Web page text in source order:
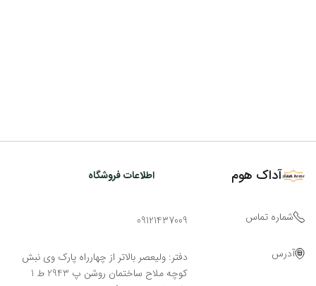
آداک هوم اطلاعات فروشگاه
شماره تماس 09121437009
آدرس
دفتر: ولیعصر بالاتر از چهارراه پارک وی نبش
کوچه ملاح ساختمان روشن پ 2943 ط 1